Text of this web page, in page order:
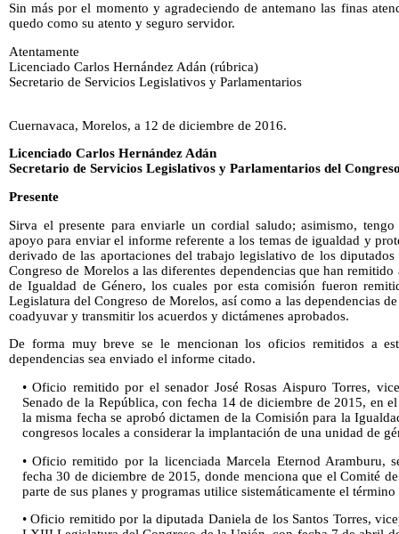
Sin más por el momento y agradeciendo de antemano las finas
quedo como su atento y seguro servidor.
Atentamente
Licenciado Carlos Hernández Adán (rúbrica)
Secretario de Servicios Legislativos y Parlamentarios
Cuernavaca, Morelos, a 12 de diciembre de 2016.
Licenciado Carlos Hernández Adán
Secretario de Servicios Legislativos y Parlamentarios del
Presente
Sirva el presente para enviarle un cordial saludo; asimismo,
apoyo para enviar el informe referente a los temas de igualdad y
derivado de las aportaciones del trabajo legislativo de los
Congreso de Morelos a las diferentes dependencias que han
de Igualdad de Género, los cuales por esta comisión fueron
Legislatura del Congreso de Morelos, así como a las dependencias
coadyuvar y transmitir los acuerdos y dictámenes aprobados.
De forma muy breve se le mencionan los oficios remitidos a
dependencias sea enviado el informe citado.
• Oficio remitido por el senador José Rosas Aispuro Torres,
Senado de la República, con fecha 14 de diciembre de 2015, en
la misma fecha se aprobó dictamen de la Comisión para la
congresos locales a considerar la implantación de una unidad de
• Oficio remitido por la licenciada Marcela Eternod Aramburu,
fecha 30 de diciembre de 2015, donde menciona que el Comité
parte de sus planes y programas utilice sistemáticamente el término
• Oficio remitido por la diputada Daniela de los Santos Torres,